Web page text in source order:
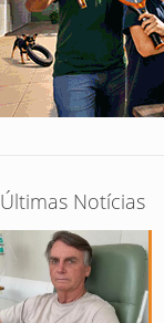
Últimas Notícias